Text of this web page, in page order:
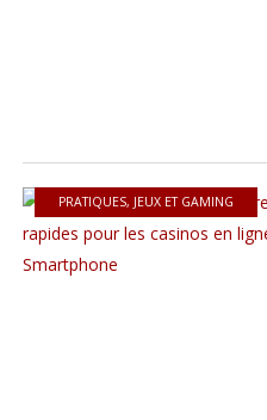
PRATIQUES, JEUX ET GAMING